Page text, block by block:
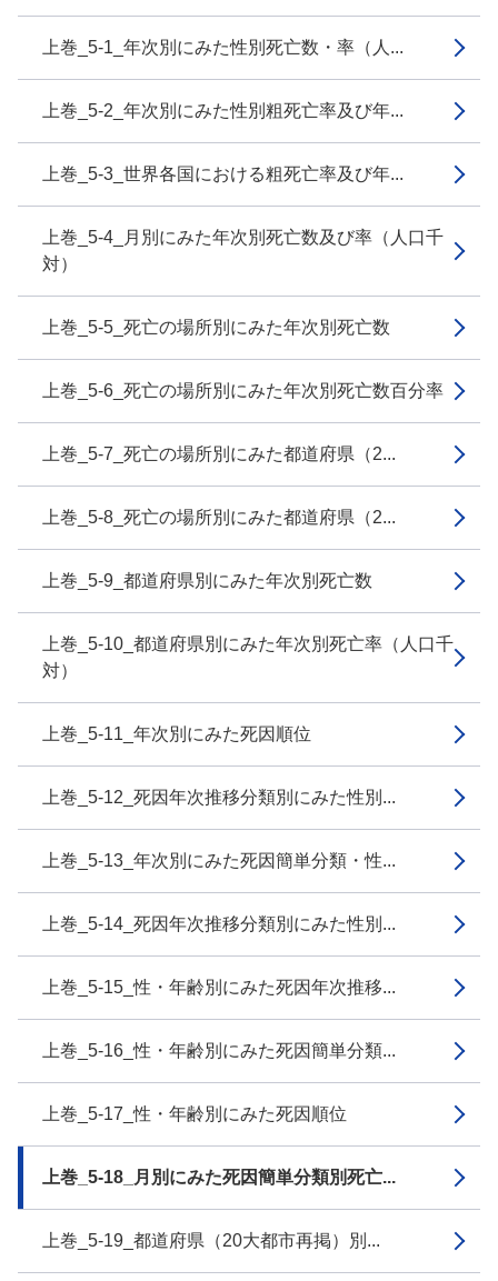
上巻_5-1_年次別にみた性別死亡数・率（人...
上巻_5-2_年次別にみた性別粗死亡率及び年...
上巻_5-3_世界各国における粗死亡率及び年...
上巻_5-4_月別にみた年次別死亡数及び率（人口千
対）
上巻_5-5_死亡の場所別にみた年次別死亡数
上巻_5-6_死亡の場所別にみた年次別死亡数百分率
上巻_5-7_死亡の場所別にみた都道府県（2...
上巻_5-8_死亡の場所別にみた都道府県（2...
上巻_5-9_都道府県別にみた年次別死亡数
上巻_5-10_都道府県別にみた年次別死亡率（人口千
対）
上巻_5-11_年次別にみた死因順位
上巻_5-12_死因年次推移分類別にみた性別...
上巻_5-13_年次別にみた死因簡単分類・性...
上巻_5-14_死因年次推移分類別にみた性別...
上巻_5-15_性・年齢別にみた死因年次推移...
上巻_5-16_性・年齢別にみた死因簡単分類...
上巻_5-17_性・年齢別にみた死因順位
上巻_5-18_月別にみた死因簡単分類別死亡...
上巻_5-19_都道府県（20大都市再掲）別...